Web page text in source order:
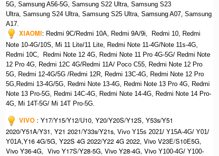
5G, Samsung A56-5G, Samsung S22 Ultra, Samsung S23
Ultra, Samsung S24 Ultra, Samsung S25 Ultra, Samsung A07, Samsung
A17.
XIAOMI: Redmi 9C/Redmi 10A, Redmi 9A/9i, Redmi 10, Redmi
Note 10-4G/10S, Mi 11 Lite/11 Lite, Redmi Note 11-4G/Note 11s-4G,
Redmi 10C, Redmi Note 12 4G, Redmi Note 11 Pro 4G-5G/ Redmi Note
12 Pro 4G, Redmi 12C 4G/Redmi 11A/ Poco C55, Redmi Note 12 Pro
5G, Redmi 12-4G/5G /Redmi 12R, Redmi 13C-4G, Redmi Note 12 Pro
5G,Redmi 13-4G/5G, Redmi Note 13-4G, Redmi Note 13 Pro 4G, Redmi
Note 13 Pro-5G, Redmi 14C-4G, Redmi Note 14-4G, Redmi Note 14 Pro-
4G, Mi 14T-5G/ Mi 14T Pro-5G.
VIVO : Y17/Y15/Y12/U10, Y20/Y20S/Y12S, Y53s/Y51
2020/Y51A/Y31, Y21 2021/Y33s/Y21s, Vivo Y15s 2021/ Y15A-4G/ Y01/
Y01A,Y16 4G/5G, Y22S 4G 2022/Y22 4G 2022, Vivo V23E/S10E5G,
Vivo Y36-4G, Vivo Y17S/Y28-5G, Vivo Y28-4G, Vivo Y100-4G/ Y100-